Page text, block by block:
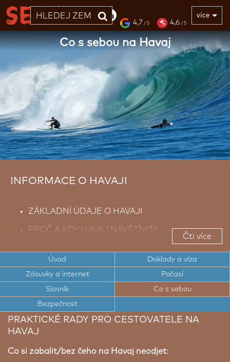
33 LET více
4,7 / 5 4,6 / 5
Co s sebou na Havaj
INFORMACE O HAVAJI
ZÁKLADNÍ ÚDAJE O HAVAJI
PROČ A KDY HAVAJ NAVŠTÍVIT?
CESTOVNÍ DOKLADY A VÍZA NA HAVAJ
ELEKTRICKÉ ZÁSUVKY A INTERNET NA HAVAJI
POČASÍ NA HAVAJI
STRUČNÝ SLOVNÍK ANGLIČTINY
Čti více
Úvod Doklady a víza
Zásuvky a internet Počasí
Slovník Co s sebou
Bezpečnost
PRAKTICKÉ RADY PRO CESTOVATELE NA
HAVAJ
Co si zabalit/bez čeho na Havaj neodjet: